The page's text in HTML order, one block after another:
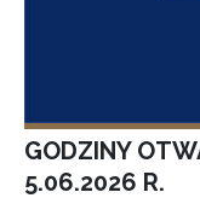
GODZINY
5.06.2026 R.